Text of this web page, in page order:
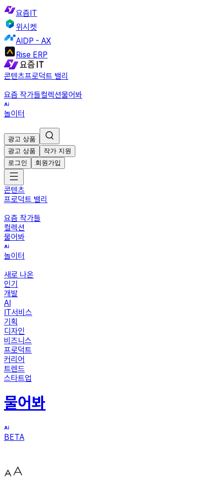
요즘IT
위시켓
AIDP - AX
Rise ERP
콘텐츠프로덕트 밸리
요즘 작가들컬렉션물어봐
놀이터
광고 상품
광고 상품
작가 지원
로그인
회원가입
콘텐츠
프로덕트 밸리
요즘 작가들
컬렉션
물어봐
놀이터
새로 나온
인기
개발
AI
IT서비스
기획
디자인
비즈니스
프로덕트
커리어
트렌드
스타트업
물어봐
BETA